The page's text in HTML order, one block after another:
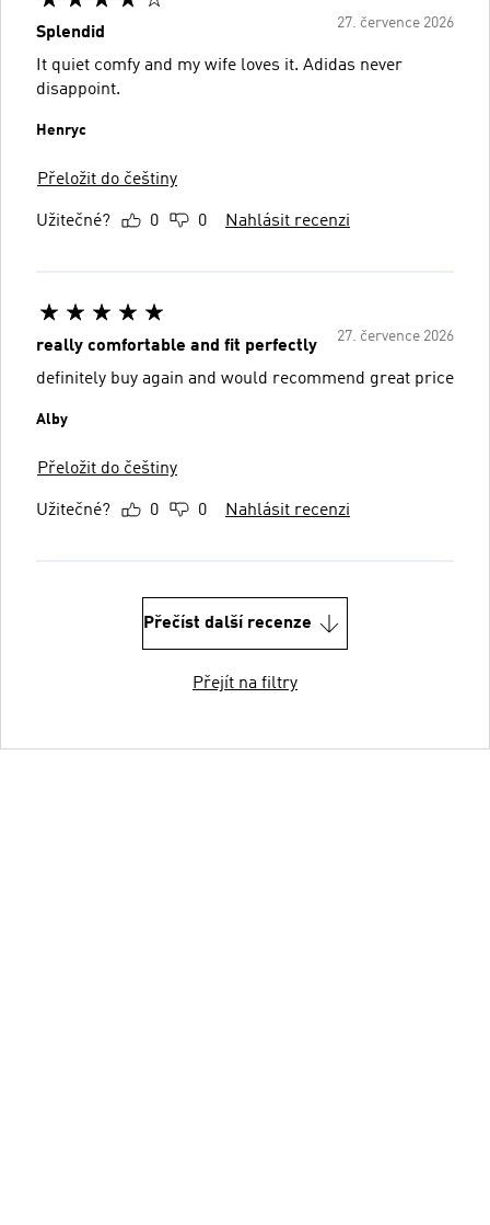
27. července 2026
Splendid
It quiet comfy and my wife loves it. Adidas never
disappoint.
Henryc
Přeložit do češtiny
Užitečné? 0 0 Nahlásit recenzi
27. července 2026
really comfortable and fit perfectly
definitely buy again and would recommend great price
Alby
Přeložit do češtiny
Užitečné? 0 0 Nahlásit recenzi
Přečíst další recenze
Přejít na filtry